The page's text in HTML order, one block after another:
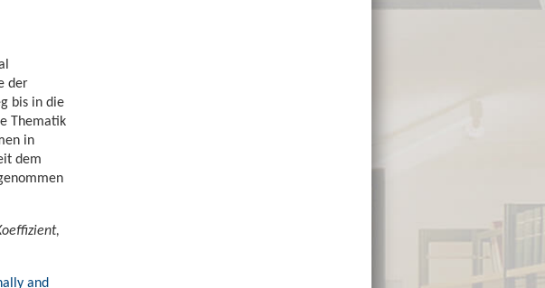
der
bis in die
Thematik
in
dem
and